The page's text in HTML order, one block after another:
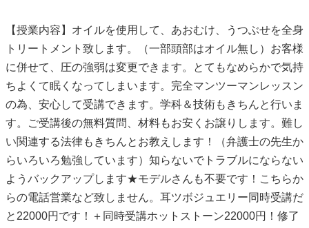
【授業内容】オイルを使用して、あおむけ、うつぶせを全身
トリートメント致します。（一部頭部はオイル無し）お客様
に併せて、圧の強弱は変更できます。とてもなめらかで気持
ちよくて眠くなってしまいます。完全マンツーマンレッスン
の為、安心して受講できます。学科＆技術もきちんと行いま
す。ご受講後の無料質問、材料もお安くお譲りします。難し
い関連する法律もきちんとお教えします！（弁護士の先生か
らいろいろ勉強しています）知らないでトラブルにならない
ようバックアップします★モデルさんも不要です！こちらか
らの電話営業など致しません。耳ツボジュエリー同時受講だ
と22000円です！＋同時受講ホットストーン22000円！修了